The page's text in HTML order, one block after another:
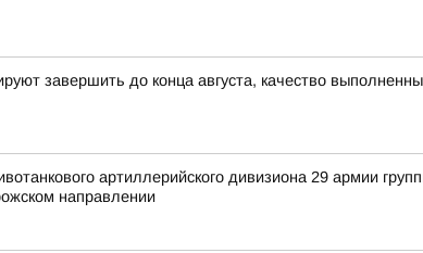
завершить до конца августа, качество
артиллерийского дивизиона 29 армии
направлении